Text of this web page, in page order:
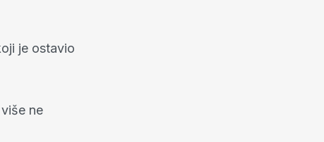
je ostavio
ne